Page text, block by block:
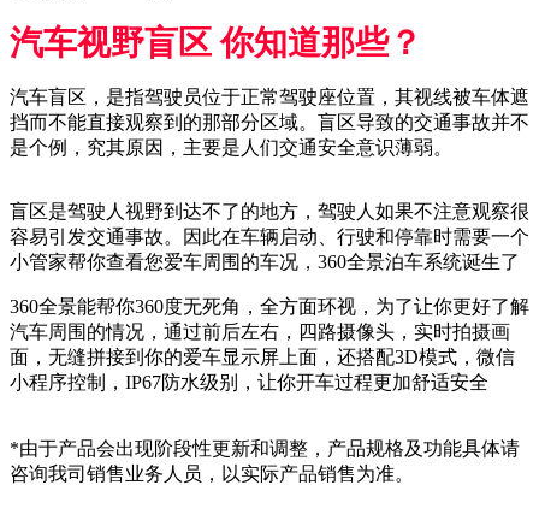
汽车视野盲区 你知道那些？
汽车盲区，是指驾驶员位于正常驾驶座位置，其视线被车体遮
挡而不能直接观察到的那部分区域。盲区导致的交通事故并不
是个例，究其原因，主要是人们交通安全意识薄弱。
盲区是驾驶人视野到达不了的地方，驾驶人如果不注意观察很
容易引发交通事故。因此在车辆启动、行驶和停靠时需要一个
小管家帮你查看您爱车周围的车况，360全景泊车系统诞生了
360全景能帮你360度无死角，全方面环视，为了让你更好了解
汽车周围的情况，通过前后左右，四路摄像头，实时拍摄画
面，无缝拼接到你的爱车显示屏上面，还搭配3D模式，微信
小程序控制，IP67防水级别，让你开车过程更加舒适安全
*由于产品会出现阶段性更新和调整，产品规格及功能具体请
咨询我司销售业务人员，以实际产品销售为准。